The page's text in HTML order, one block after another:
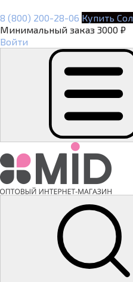
8 (800) 200-28-06 Купить
Минимальный заказ 3000 ₽
Войти